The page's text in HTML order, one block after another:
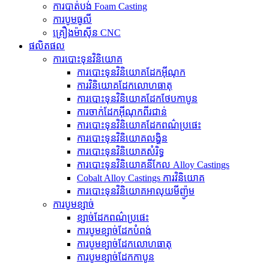
ការបាត់បង់ Foam Casting
ការបូមធូលី
គ្រឿងម៉ាស៊ីន CNC
ផលិតផល
ការបោះទុនវិនិយោគ
ការបោះទុនវិនិយោគដែកអ៊ីណុក
ការ​វិនិយោគ​ដែក​លោហធាតុ
ការបោះទុនវិនិយោគដែកថែបកាបូន
ការចាក់ដែកអ៊ីណុកពីរជាន់
ការបោះទុនវិនិយោគដែកពណ៌ប្រផេះ
ការបោះទុនវិនិយោគលង្ហិន
ការបោះទុនវិនិយោគសំរិទ្ធ
ការបោះទុនវិនិយោគនីកែល Alloy Castings
Cobalt Alloy Castings ការវិនិយោគ
ការបោះទុនវិនិយោគអាលុយមីញ៉ូម
ការបូមខ្សាច់
ខ្សាច់ដែកពណ៌ប្រផេះ
ការបូមខ្សាច់ដែកបំពង់
ការ​បូម​ខ្សាច់​ដែក​លោហធាតុ
ការបូមខ្សាច់ដែកកាបូន